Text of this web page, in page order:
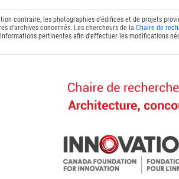
contraire, les photographies d'édifices et de projets
d'archives concernés. Les chercheurs de laChaire de
pertinentes afin d'effectuer les modifications